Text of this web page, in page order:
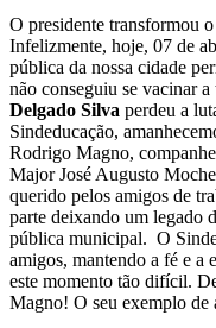
O presidente transformou
Infelizmente, hoje, 07 de
pública da nossa cidade
não conseguiu se vacinar
Delgado Silva perdeu a
Sindeducação,
Rodrigo Magno,
Major José Augusto
querido pelos amigos de
parte deixando um legado
pública municipal. O
amigos, mantendo a fé e a
este momento tão difícil.
Magno! O seu exemplo de